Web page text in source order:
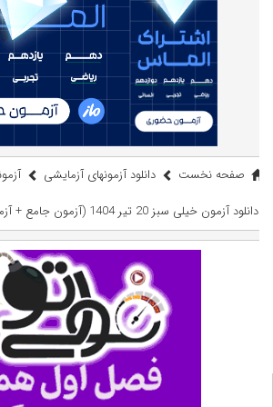
صفحه نخست دانلود آزمونهای آزمایشی
دانلود آزمون خیلی سبز 20 تیر 1404 (آزمون جامع + آزمون اول تابستان)